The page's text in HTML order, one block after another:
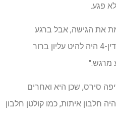
את הגישה, אבל ברגע
שהצלחנו לבצע את המסך, קלאודין-4 היה להיט עליון ברור
מרגש."
סירס, שכן היא ואחרים
חלבון איתות, כמו קולטן חלבון